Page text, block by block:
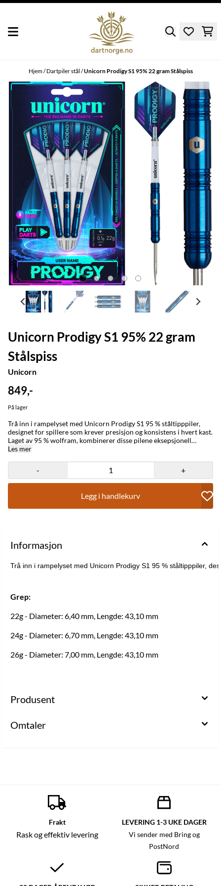
Hjem/Dartpiler stål /Unicorn Prodigy S1 95% 22 gram Stålspiss
Unicorn Prodigy S1 95% 22 gram
Stålspiss
Unicorn
849,-
På lager
Trå inn i rampelyset med Unicorn Prodigy S1 95 % ståltipppiler,
designet for spillere som krever presisjon og konsistens i hvert kast.
Laget av 95 % wolfram, kombinerer disse pilene eksepsjonell
balanse, holdbarhet og ytelse. Den rette løpsåpningen med ringgrep
43,10 mm 24g - Diameter: 6,70 mm, Lengde: 43,10 mm 26g -
Diameter: 7,00 mm, Lengde: 43,10 mm
Les mer
- +
Legg i handlekurv
Informasjon
Trå inn i rampelyset med Unicorn Prodigy S1 95 % ståltipppiler,
Grep:
22g - Diameter: 6,40 mm, Lengde: 43,10 mm
24g - Diameter: 6,70 mm, Lengde: 43,10 mm
26g - Diameter: 7,00 mm, Lengde: 43,10 mm
Produsent
Omtaler
Frakt
Rask og effektiv levering
LEVERING 1-3 UKE DAGER
Vi sender med Bring og
PostNord